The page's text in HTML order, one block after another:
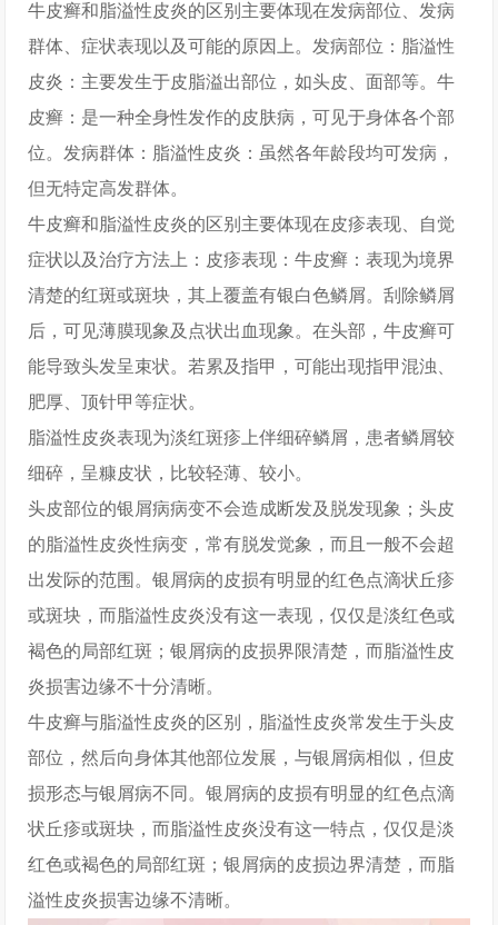
牛皮癣和脂溢性皮炎的区别主要体现在发病部位、发病
群体、症状表现以及可能的原因上。发病部位：脂溢性
皮炎：主要发生于皮脂溢出部位，如头皮、面部等。牛
皮癣：是一种全身性发作的皮肤病，可见于身体各个部
位。发病群体：脂溢性皮炎：虽然各年龄段均可发病，
但无特定高发群体。
牛皮癣和脂溢性皮炎的区别主要体现在皮疹表现、自觉
症状以及治疗方法上：皮疹表现：牛皮癣：表现为境界
清楚的红斑或斑块，其上覆盖有银白色鳞屑。刮除鳞屑
后，可见薄膜现象及点状出血现象。在头部，牛皮癣可
能导致头发呈束状。若累及指甲，可能出现指甲混浊、
肥厚、顶针甲等症状。
脂溢性皮炎表现为淡红斑疹上伴细碎鳞屑，患者鳞屑较
细碎，呈糠皮状，比较轻薄、较小。
头皮部位的银屑病病变不会造成断发及脱发现象；头皮
的脂溢性皮炎性病变，常有脱发觉象，而且一般不会超
出发际的范围。银屑病的皮损有明显的红色点滴状丘疹
或斑块，而脂溢性皮炎没有这一表现，仅仅是淡红色或
褐色的局部红斑；银屑病的皮损界限清楚，而脂溢性皮
炎损害边缘不十分清晰。
牛皮癣与脂溢性皮炎的区别，脂溢性皮炎常发生于头皮
部位，然后向身体其他部位发展，与银屑病相似，但皮
损形态与银屑病不同。银屑病的皮损有明显的红色点滴
状丘疹或斑块，而脂溢性皮炎没有这一特点，仅仅是淡
红色或褐色的局部红斑；银屑病的皮损边界清楚，而脂
溢性皮炎损害边缘不清晰。